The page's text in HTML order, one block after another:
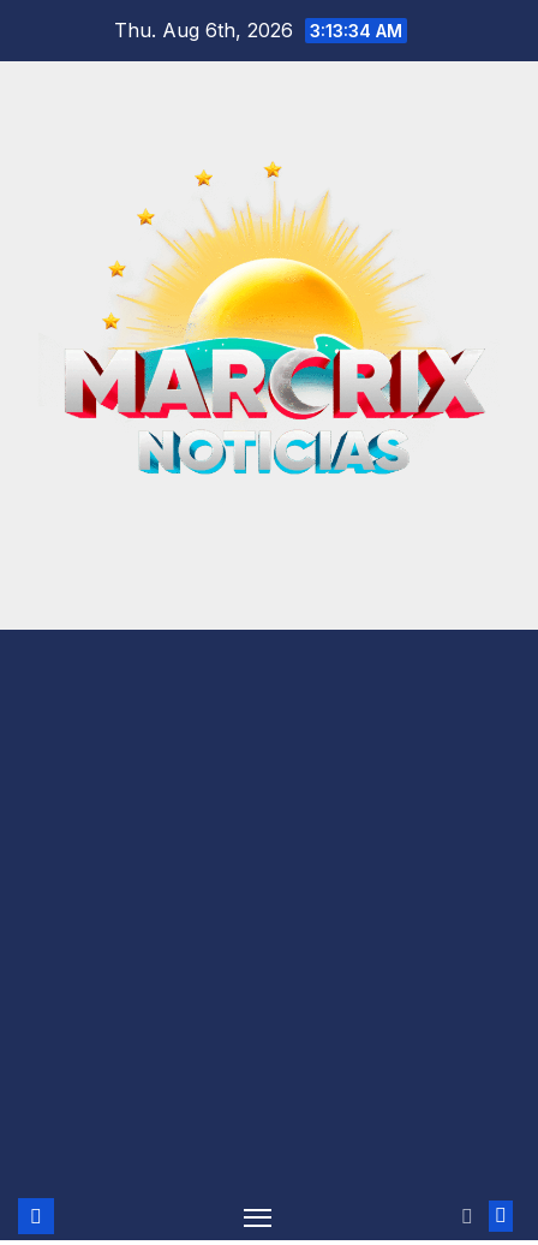
Thu. Aug 6th, 2026 3:13:34 AM